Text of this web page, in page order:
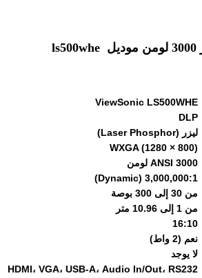
ls500whe
ViewSonic LS500WHE
DLP
ليزر (Laser Phosphor)
WXGA (1280 × 800)
3000 ANSI لومن
3,000,000:1 (Dynamic)
من 30 إلى 300 بوصة
من 1 إلى 10.96 متر
16:10
نعم (2 واط)
لا يوجد
HDMI، VGA، USB-A، Audio In/Out، RS232